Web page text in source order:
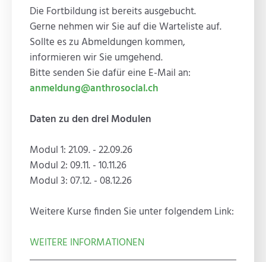
Die Fortbildung ist bereits ausgebucht.
Gerne nehmen wir Sie auf die Warteliste auf.
Sollte es zu Abmeldungen kommen,
informieren wir Sie umgehend.
Bitte senden Sie dafür eine E-Mail an:
anmeldung@anthrosocial.ch
Daten zu den drei Modulen
Modul 1: 21.09. - 22.09.26
Modul 2: 09.11. - 10.11.26
Modul 3: 07.12. - 08.12.26
Weitere Kurse finden Sie unter folgendem Link:
WEITERE INFORMATIONEN